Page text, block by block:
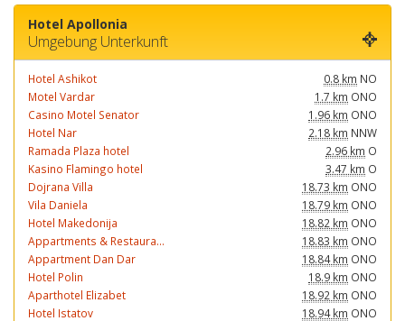
Hotel Apollonia
Umgebung Unterkunft
Hotel Ashikot 0.8 km NO
Motel Vardar
1.7 km ONO
Casino Motel Senator
1.96 km ONO
Hotel Nar
2.18 km NNW
Ramada Plaza hotel
2.96 km O
Kasino Flamingo hotel
3.47 km O
Dojrana Villa
18.73 km ONO
Vila Daniela
18.79 km ONO
Hotel Makedonija
18.82 km ONO
Appartments & Restaura...
18.83 km ONO
Appartment Dan Dar
18.84 km ONO
Hotel Polin
18.9 km ONO
Aparthotel Elizabet
18.92 km ONO
Hotel Istatov
18.94 km ONO